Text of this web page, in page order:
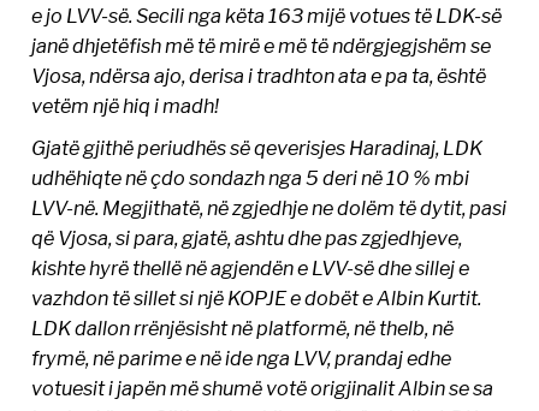
e jo LVV-së. Secili nga këta 163 mijë votues të LDK-së
janë dhjetëfish më të mirë e më të ndërgjegjshëm se
Vjosa, ndërsa ajo, derisa i tradhton ata e pa ta, është
vetëm një hiq i madh!
Gjatë gjithë periudhës së qeverisjes Haradinaj, LDK
udhëhiqte në çdo sondazh nga 5 deri në 10 % mbi
LVV-në. Megjithatë, në zgjedhje ne dolëm të dytit, pasi
që Vjosa, si para, gjatë, ashtu dhe pas zgjedhjeve,
kishte hyrë thellë në agjendën e LVV-së dhe sillej e
vazhdon të sillet si një KOPJE e dobët e Albin Kurtit.
LDK dallon rrënjësisht në platformë, në thelb, në
frymë, në parime e në ide nga LVV, prandaj edhe
votuesit i japën më shumë votë origjinalit Albin se sa